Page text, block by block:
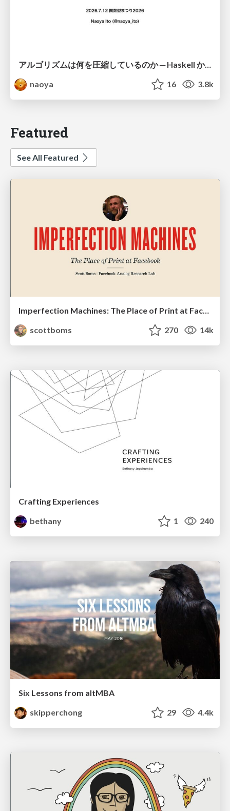
アルゴリズムは何を圧縮しているのか ─ Haskell から育った「圧縮代数」というメンタルモデル
naoya
16 3.8k
Featured
See All Featured
Imperfection Machines: The Place of Print at Facebook
scottboms
270 14k
Crafting Experiences
bethany
1 240
Six Lessons from altMBA
skipperchong
29 4.4k